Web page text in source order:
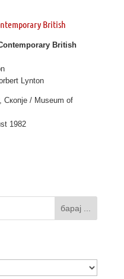
British
British
Lynton
Скопје / Museum of
1982